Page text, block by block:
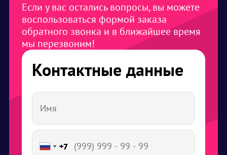
Если у вас остались вопросы, вы можете
воспользоваться формой заказа
обратного звонка и в ближайшее время
мы перезвоним!
Контактные данные
+7
+7
+7
+7
+7